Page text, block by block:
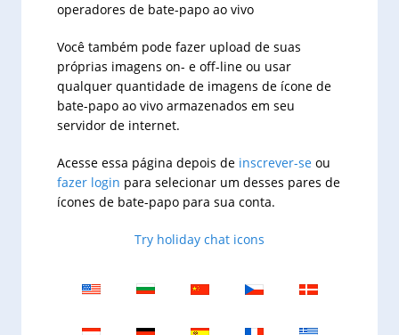
operadores de bate-papo ao vivo
Você também pode fazer upload de suas
próprias imagens on- e off-line ou usar
qualquer quantidade de imagens de ícone de
bate-papo ao vivo armazenados em seu
servidor de internet.
Acesse essa página depois de inscrever-se ou
fazer login para selecionar um desses pares de
ícones de bate-papo para sua conta.
Try holiday chat icons